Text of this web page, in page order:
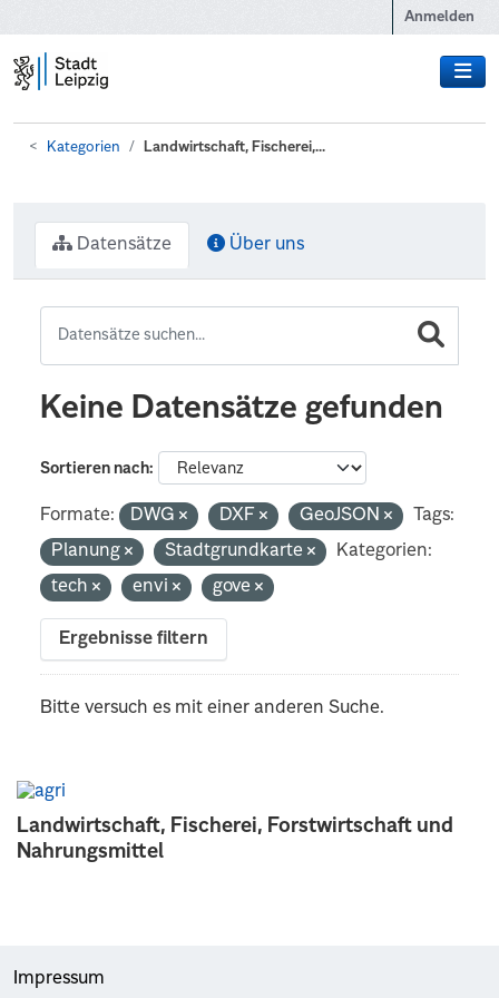
Anmelden
Kategorien Landwirtschaft, Fischerei,...
Landwirtschaft, Fischerei, Forstwirtschaft und
Nahrungsmittel
Datensätze Über uns
Keine Datensätze gefunden
Sortieren nach
Formate: DWG DXF GeoJSON
Tags:
Planung
Stadtgrundkarte
Kategorien:
tech
envi gove
Ergebnisse filtern
Bitte versuch es mit einer anderen Suche.
Impressum